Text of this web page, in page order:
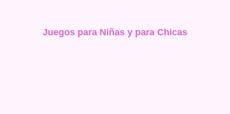
Juegos para Niñas y para Chicas